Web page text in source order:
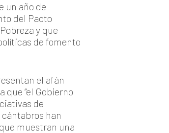
un año de
del Pacto
y que
de fomento
el afán
“el Gobierno
de
han
muestran una